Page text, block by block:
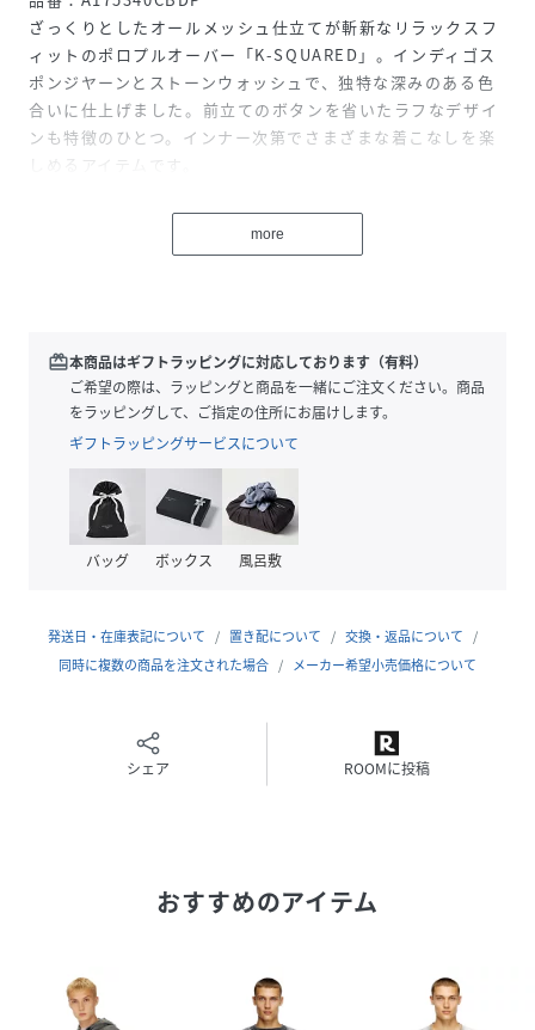
ざっくりとしたオールメッシュ仕立てが斬新なリラックスフ
ィットのポロプルオーバー「K-SQUARED」。インディゴス
ポンジヤーンとストーンウォッシュで、独特な深みのある色
合いに仕上げました。前立てのボタンを省いたラフなデザイ
ンも特徴のひとつ。インナー次第でさまざまな着こなしを楽
しめるアイテムです。
品番
NR4961_A175340CBDP
( A175340CBDP-i-6 NR4961)
more
redeem本商品はギフトラッピングに対応しております（有料）
ご希望の際は、ラッピングと商品を一緒にご注文ください。商品
をラッピングして、ご指定の住所にお届けします。
ギフトラッピングサービスについて
バッグ ボックス 風呂敷
発送日・在庫表記について 置き配について
交換・返品について
同時に複数の商品を注文された場合
メーカー希望小売価格について
シェア ROOMに投稿
おすすめのアイテム